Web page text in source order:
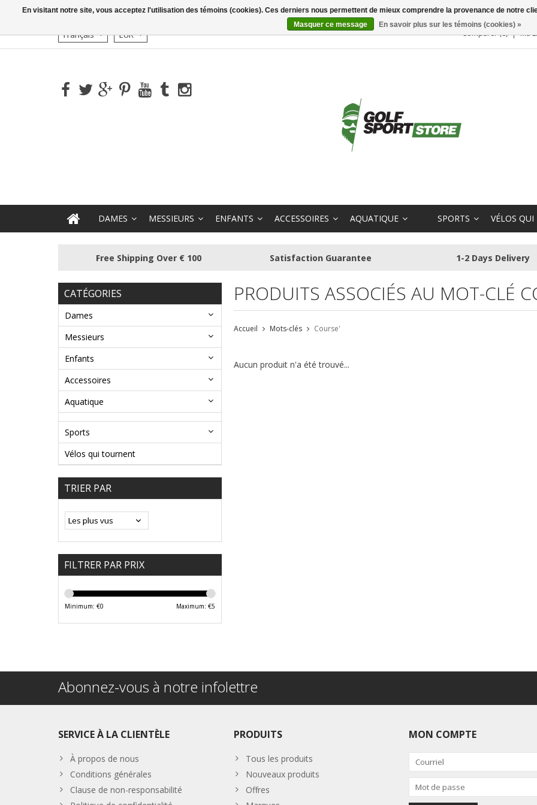
Français EUR Comparer (0) Ma
DAMES MESSIEURS ENFANTS ACCESSOIRES AQUATIQUE SPORTS VÉLOS
Free Shipping Over € 100 Satisfaction Guarantee 1-2 Days Delivery
CATÉGORIES
Dames
Messieurs
Enfants
Accessoires
Aquatique
Sports
Vélos qui tournent
TRIER PAR
FILTRER PAR PRIX
Minimum: €0 Maximum: €5
PRODUITS ASSOCIÉS AU MOT-CLÉ
Accueil Mots-clés Course'
Aucun produit n'a été trouvé...
Abonnez-vous à notre infolettre
SERVICE À LA CLIENTÈLE
À propos de nous
Conditions générales
Clause de non-responsabilité
PRODUITS
Tous les produits
Nouveaux produits
Offres
MON COMPTE
En visitant notre site, vous acceptez l'utilisation des témoins (cookies). Ces derniers nous permettent de mieux comprendre la provenance de notre
Masquer ce message
En savoir plus sur les témoins (cookies) »